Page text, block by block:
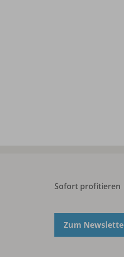
Sofort profitieren
Zum